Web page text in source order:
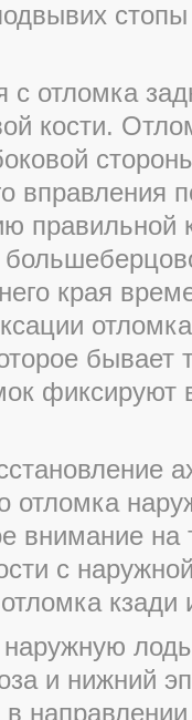
с отломка
кости.
вправления
правильной
края
бывает
фиксируют
отломка
внимание на
с
кзади
и нижний